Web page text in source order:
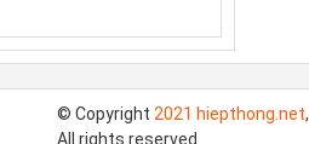
© Copyright 2021 hiepthong.net,
All rights reserved